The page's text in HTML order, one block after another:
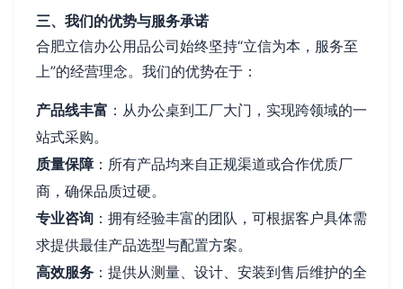
三、我们的优势与服务承诺
合肥立信办公用品公司始终坚持“立信为本，服务至
上”的经营理念。我们的优势在于：
产品线丰富 ：从办公桌到工厂大门，实现跨领域的一
站式采购。
质量保障：所有产品均来自正规渠道或合作优质厂
商，确保品质过硬。
专业咨询 ：拥有经验丰富的团队，可根据客户具体需
求提供最佳产品选型与配置方案。
高效服务 ：提供从测量、设计、安装到售后维护的全